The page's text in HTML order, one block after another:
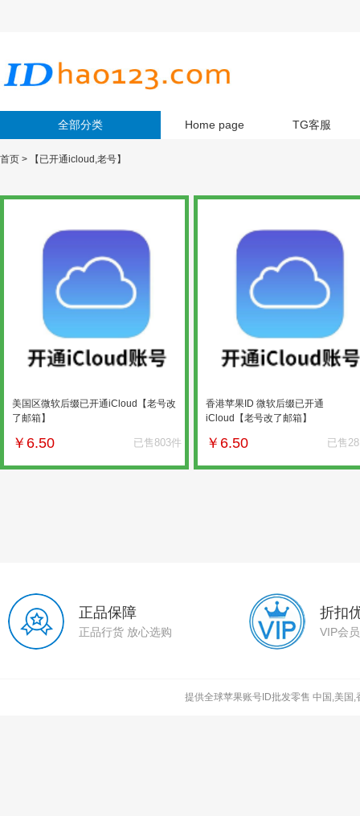
全部分类 Home page TG客服
首页 > 【已开通icloud,老号】
美国区微软后缀已开通iCloud【老号改
了邮箱】
￥ 6.50 已售803件
香港苹果ID 微软后缀已开通
iCloud【老号改了邮箱】
￥ 6.50 已售
正品保障
正品行货 放心选购
折扣
VIP会
提供全球苹果账号ID批发零售 中国,美国